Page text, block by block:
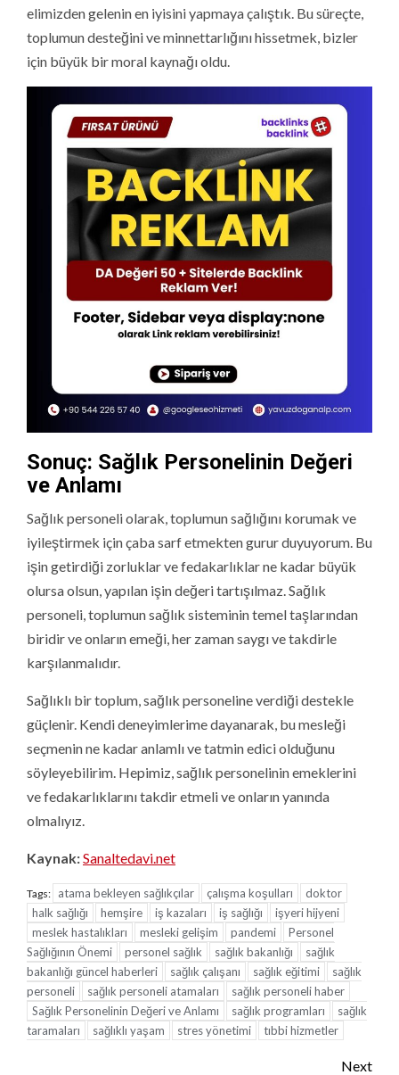
elimizden gelenin en iyisini yapmaya çalıştık. Bu süreçte,
toplumun desteğini ve minnettarlığını hissetmek, bizler
için büyük bir moral kaynağı oldu.
Sonuç: Sağlık Personelinin Değeri
ve Anlamı
Sağlık personeli olarak, toplumun sağlığını korumak ve
iyileştirmek için çaba sarf etmekten gurur duyuyorum. Bu
işin getirdiği zorluklar ve fedakarlıklar ne kadar büyük
olursa olsun, yapılan işin değeri tartışılmaz. Sağlık
personeli, toplumun sağlık sisteminin temel taşlarından
biridir ve onların emeği, her zaman saygı ve takdirle
karşılanmalıdır.
Sağlıklı bir toplum, sağlık personeline verdiği destekle
güçlenir. Kendi deneyimlerime dayanarak, bu mesleği
seçmenin ne kadar anlamlı ve tatmin edici olduğunu
söyleyebilirim. Hepimiz, sağlık personelinin emeklerini
ve fedakarlıklarını takdir etmeli ve onların yanında
olmalıyız.
Kaynak:Sanaltedavi.net
Tags: atama bekleyen sağlıkçılar çalışma koşulları
doktor
halk sağlığı
hemşire iş kazaları iş sağlığı
işyeri hijyeni
meslek hastalıkları
mesleki gelişim pandemi
Personel
Sağlığının Önemi
personel sağlık sağlık bakanlığı
sağlık
bakanlığı güncel haberleri
sağlık çalışanı sağlık eğitimi
sağlık
personeli
sağlık personeli atamaları
sağlık personeli haber
Sağlık Personelinin Değeri ve Anlamı
sağlık programları
sağlık
taramaları
sağlıklı yaşam stres yönetimi tıbbi hizmetler
Next